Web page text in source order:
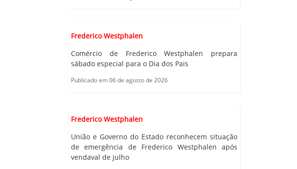
Frederico Westphalen
Comércio de Frederico Westphalen prepara
sábado especial para o Dia dos Pais
Publicado em 06 de agosto de 2026
Frederico Westphalen
União e Governo do Estado reconhecem situação
de emergência de Frederico Westphalen após
vendaval de julho